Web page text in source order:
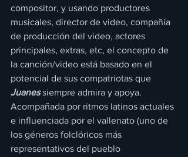
compositor, y usando productores
musicales, director de video, compañía
de producción del video, actores
principales, extras, etc, el concepto de
la canción/video está basado en el
potencial de sus compatriotas que
Juanes siempre admira y apoya.
Acompañada por ritmos latinos actuales
e influenciada por el vallenato (uno de
los géneros folclóricos más
representativos del pueblo